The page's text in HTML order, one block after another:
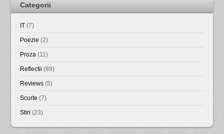
Categorii
IT (7)
Poezie (2)
Proza (11)
Reflectii (89)
Reviews (5)
Scurte (7)
Stiri (23)